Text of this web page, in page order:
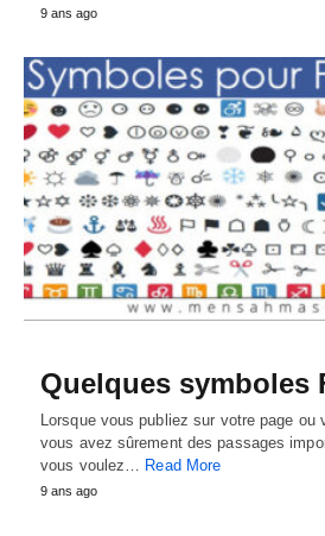
9 ans ago
Quelques symboles
Lorsque vous publiez sur votre page ou
vous avez sûrement des passages
vous voulez… Read More
9 ans ago